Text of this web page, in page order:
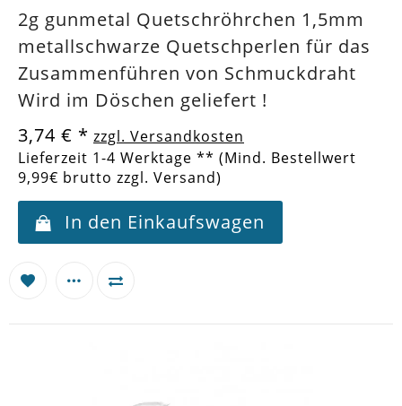
2g gunmetal Quetschröhrchen 1,5mm
metallschwarze Quetschperlen für das
Zusammenführen von Schmuckdraht
Wird im Döschen geliefert !
3,74 € * zzgl. Versandkosten
Lieferzeit 1-4 Werktage ** (Mind. Bestellwert
9,99€ brutto zzgl. Versand)
In den Einkaufswagen